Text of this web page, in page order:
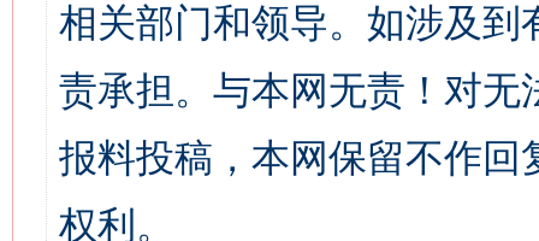
相关部门和领导。如涉及
责承担。与本网无责！对
报料投稿，本网保留不作
权利。